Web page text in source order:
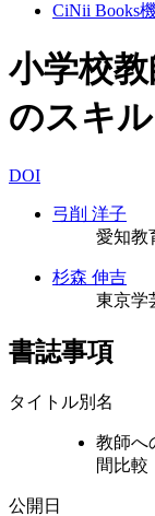
CiNii Books
小学校
のスキ
DOI
弓削 洋子
愛知教
杉森 伸吉
東京学
書誌事項
タイトル別名
教師へ
間比較
公開日